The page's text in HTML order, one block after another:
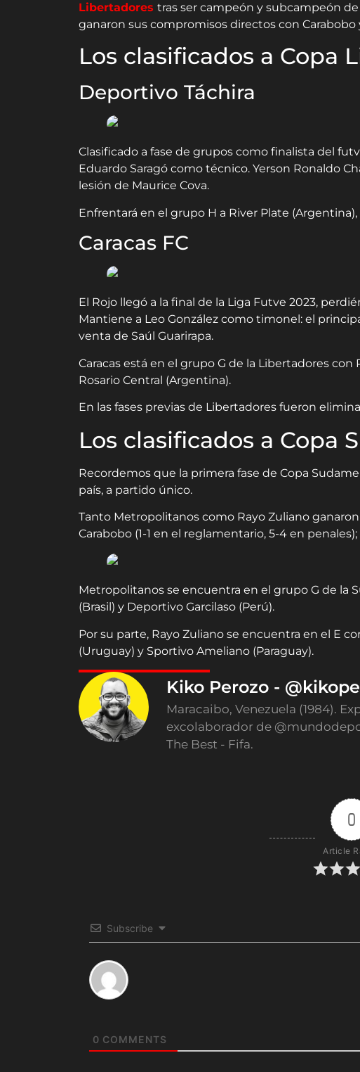
Libertadores tras ser campeón y subcampeón
ganaron sus compromisos directos con Carabobo
Los clasificados a Copa
Deportivo Táchira
Clasificado a fase de grupos como finalista del
Eduardo Saragó como técnico. Yerson Ronaldo
lesión de Maurice Cova.
Enfrentará en el grupo H a River Plate
Caracas FC
El Rojo llegó a la final de la Liga Futve 2023,
Mantiene a Leo González como timonel: el
venta de Saúl Guarirapa.
Caracas está en el grupo G de la Libertadores
Rosario Central (Argentina).
En las fases previas de Libertadores fueron
Los clasificados a Copa
Recordemos que la primera fase de Copa
país, a partido único.
Tanto Metropolitanos como Rayo Zuliano
Carabobo (1-1 en el reglamentario, 5-4 en
Metropolitanos se encuentra en el grupo G de la
(Brasil) y Deportivo Garcilaso (Perú).
Por su parte, Rayo Zuliano se encuentra en el E
(Uruguay) y Sportivo Ameliano (Paraguay).
Kiko Perozo -
Maracaibo, Venezuela (1984).
excolaborador de
The Best - Fifa.
0
Article
Subscribe
0 COMMENTS